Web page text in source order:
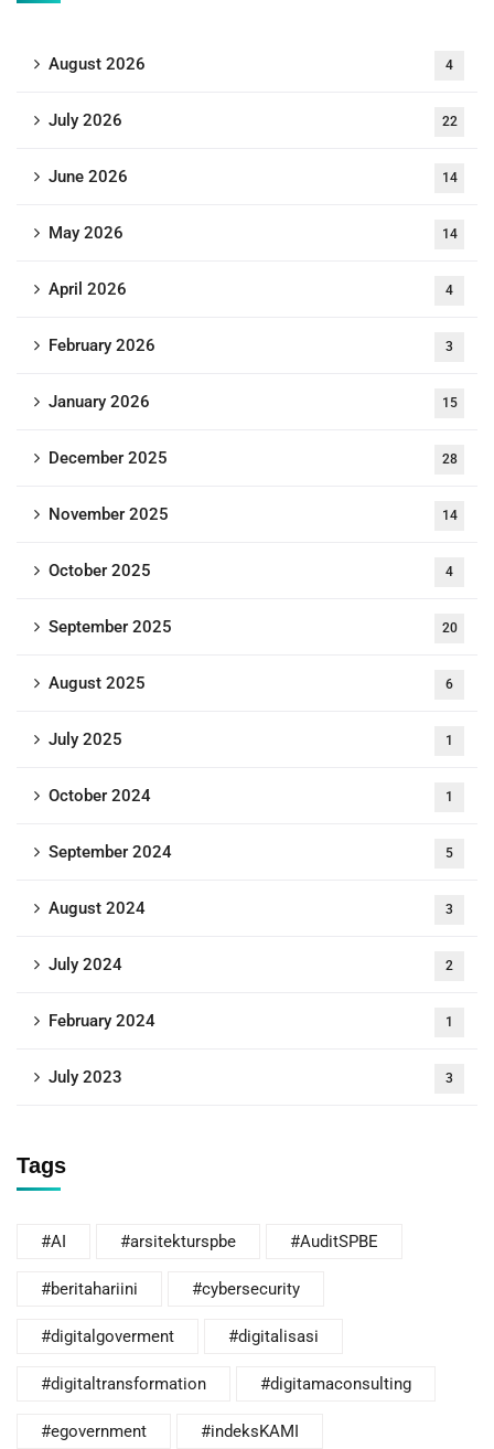
August 2026 4
July 2026 22
June 2026 14
May 2026 14
April 2026 4
February 2026 3
January 2026 15
December 2025 28
November 2025 14
October 2025 4
September 2025 20
August 2025 6
July 2025 1
October 2024 1
September 2024 5
August 2024 3
July 2024 2
February 2024 1
July 2023 3
Tags
#AI #arsitekturspbe #AuditSPBE
#beritahariini #cybersecurity
#digitalgoverment #digitalisasi
#digitaltransformation #digitamaconsulting
#egovernment #indeksKAMI